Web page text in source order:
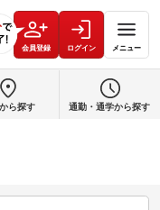
会員登録 ログイン メニュー
ら探す 通勤・通学から探す